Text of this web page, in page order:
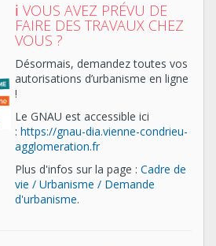
ℹ VOUS AVEZ PRÉVU DE
FAIRE DES TRAVAUX CHEZ
VOUS ?
Désormais, demandez toutes vos
autorisations d’urbanisme en ligne
!
Le GNAU est accessible ici
: https://gnau-dia.vienne-condrieu-
agglomeration.fr
Plus d'infos sur la page : Cadre de
vie / Urbanisme / Demande
d'urbanisme.